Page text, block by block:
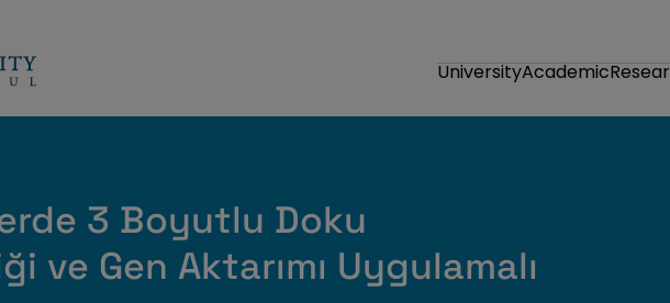
UniversityAcademic
3 Boyutlu Doku
ve Gen Aktarımı Uygulamalı